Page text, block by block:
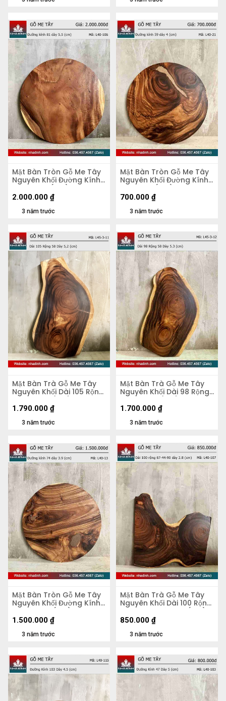
Mặt Bàn Tròn Gỗ Me Tây
Nguyên Khối Đường Kính
81 Dày 5,5 (cm)
3 năm trước
2.000.000 ₫
Mặt Bàn Tròn Gỗ Me Tây
Nguyên Khối Đường Kính
59 Dày 4 (cm)
3 năm trước
700.000 ₫
Mặt Bàn Trà Gỗ Me Tây
Nguyên Khối Dài 105 Rộng
58 Dày 5,2 (cm)
3 năm trước
1.790.000 ₫
Mặt Bàn Trà Gỗ Me Tây
Nguyên Khối Dài 98 Rộng
58 Dày 5,3 (cm)
3 năm trước
1.700.000 ₫
Mặt Bàn Tròn Gỗ Me Tây
Nguyên Khối Đường Kính
74 Dày 3.9 (cm)
3 năm trước
1.500.000 ₫
Mặt Bàn Trà Gỗ Me Tây
Nguyên Khối Dài 100 Rộng
67-44-90 Dày 2,8 (cm)
3 năm trước
850.000 ₫